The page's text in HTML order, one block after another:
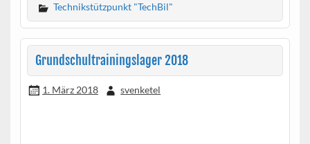
Technikstützpunkt "TechBil"
Grundschultrainingslager 2018
1. März 2018 svenketel